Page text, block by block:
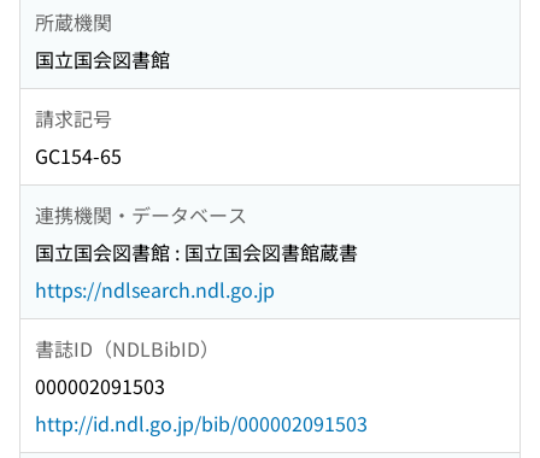
所蔵機関
国立国会図書館
請求記号
GC154-65
連携機関・データベース
国立国会図書館 : 国立国会図書館蔵書
https://ndlsearch.ndl.go.jp
書誌ID（NDLBibID）
000002091503
http://id.ndl.go.jp/bib/000002091503